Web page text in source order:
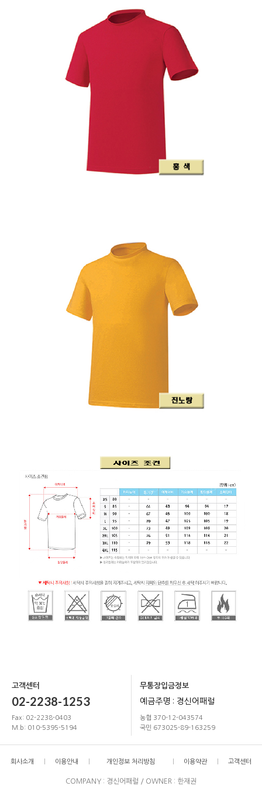
고객센터
02-2238-1253
Fax: 02-2238-0403
M.b: 010-5395-5194
무통장입금정보
예금주명 : 경신어패럴
농협 370-12-043574
국민 673025-89-163259
회사소개 이용안내 개인정보 처리방침 이용약관 고객센터
COMPANY : 경신어패럴 / OWNER : 한재권